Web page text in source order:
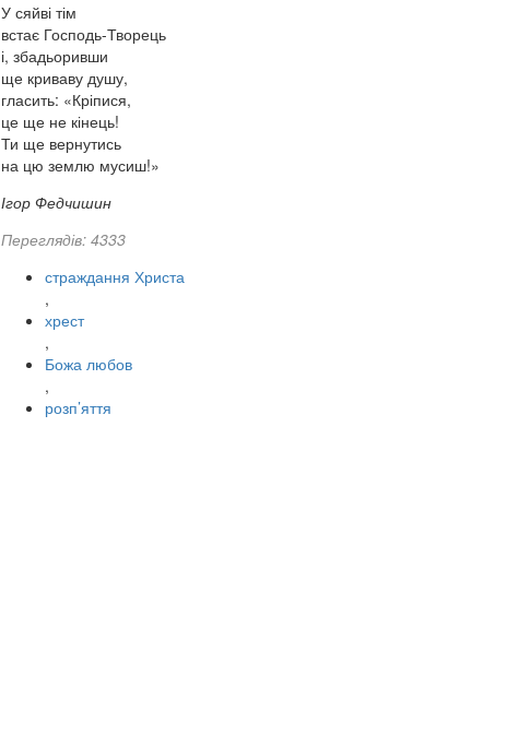
У сяйві тім
встає Господь-Творець
і, збадьоривши
ще криваву душу,
гласить: «Кріпися,
це ще не кінець!
Ти ще вернутись
на цю землю мусиш!»
Ігор Федчишин
Переглядів: 4333
страждання Христа
,
хрест
,
Божа любов
,
розп’яття